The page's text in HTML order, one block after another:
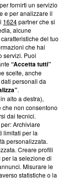
Blasting
impegniamo a
aderenza a
non è
di farne
verifica di
fornirti un servizio
e per analizzare il
1624partner che si
alcune
del tuo
che hai
servizi. Puoi
“Accetta tutti”
scelte, anche
personali da
.
in alto a destra),
non consentono
dai tecnici.
Archiviare
limitati per la
personalizzata.
Creare profili
la selezione di
Misurare le
statistiche o la